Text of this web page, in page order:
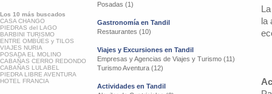
Los 10 más buscados
CASA CHANGO
PIEDRAS del LAGO
BARBINI TURISMO
ENTRE OMBÚES y TILOS
VIAJES NURIA
POSADA EL MOLINO
CABAÑAS CERRO REDONDO
CABAÑAS LULABEL
PIEDRA LIBRE AVENTURA
HOTEL FRANCIA
Posadas (1)
Gastronomía en Tandil
Restaurantes (10)
Viajes y Excursiones en Tandil
Empresas y Agencias de Viajes y Turismo (11)
Turismo Aventura (12)
Actividades en Tandil
la